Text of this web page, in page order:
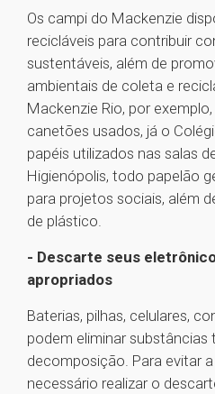
Os campi do Mackenzie
recicláveis para contribuir
sustentáveis, além de
ambientais de coleta e
Mackenzie Rio, por
canetões usados, já o
papéis utilizados nas salas
Higienópolis, todo papelão
para projetos sociais, além
de plástico.
- Descarte seus
apropriados
Baterias, pilhas, celulares,
podem eliminar
decomposição. Para evitar
necessário realizar o